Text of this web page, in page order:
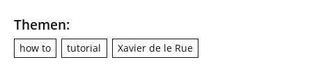
Themen:
how to tutorial Xavier de le Rue